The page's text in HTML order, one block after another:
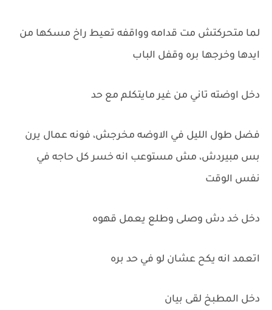
لما متحركتش مت قدامه وواقفه تعيط راخ مسكها من
ايدها وخرجها بره وقفل الباب
دخل اوضته تاني من غير مايتكلم مع حد
فضل طول الليل في الاوضه مخرجش، فونه عمال يرن
بس مبيردش، مش مستوعب انه خسر كل حاجه في
نفس الوقت
دخل خد دش وصلى وطلع يعمل قهوه
اتعمد انه يكح عشان لو في حد بره
دخل المطبخ لقى بيان